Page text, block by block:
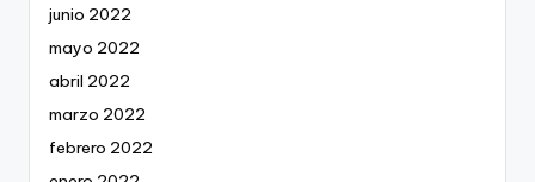
junio 2022
mayo 2022
abril 2022
marzo 2022
febrero 2022